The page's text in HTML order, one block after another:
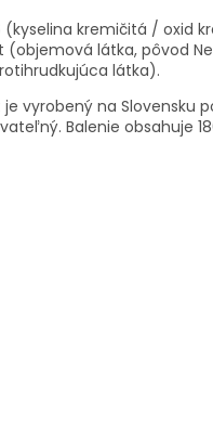
(kyselina kremičitá / oxid
(objemová látka, pôvod
látka).
je vyrobený na Slovensku
Balenie obsahuje